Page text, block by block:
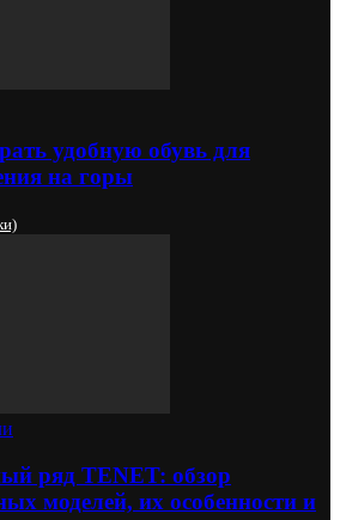
удобную обувь для
на горы
ряд TENET: обзор
моделей, их особенности и